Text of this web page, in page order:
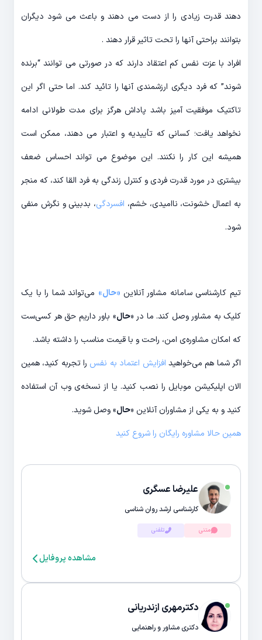
دهند قدرت زیادی را از دست می دهند و باعث می شود دیگران
بتوانند براحتی آنها را تحت تاثیر قرار دهند .
افراد با عزت نفس کم اعتقاد دارند که در صورتی می توانند “برنده
شوند” که فرد دیگری ارزشمندی آنها را تائید کند. اما حتی اگر این
تاکتیک موفقیت آمیز باشد پاداش هرگز برای مدت طولانی ادامه
نخواهد یافت؛ کسانی که تأییدیه و اعتبار می دهند، ممکن است
همیشه این کار را نکنند. این موضوع می تواند احساس ضعف
بیشتری در مورد قدرت فردی و کنترل زندگی به فرد القا کند، که منجر
به اعمال خشونت، ناامیدی، خشم، افسردگی، بدبینی و نگرش منفی
شود.
تیم کارشناسی سامانه مشاور آنلاین «حال» می‌تواند شما را با یک
کلیک به مشاور وصل کند. ما در «حال» باور داریم حق هر کسی‌ست
که امکان مشاوره‌ی امن، راحت و با قیمت مناسب را داشته باشد.
اگر شما هم می‌خواهید افزایش اعتماد به نفس را تجربه کنید، همین
الان اپلیکیشن موبایل را نصب کنید. یا از نسخه‌ی وب آن استفاده
کنید و به یکی از مشاوران آنلاین «حال»‌ وصل شوید.
همین حالا مشاوره رایگان را شروع کنید
علیرضا عسگری
کارشناسی ارشد روان شناسی
متنی تلفنی
مشاهده پروفایل
دکترمهری ازندریانی
دکتری مشاور و راهنمایی